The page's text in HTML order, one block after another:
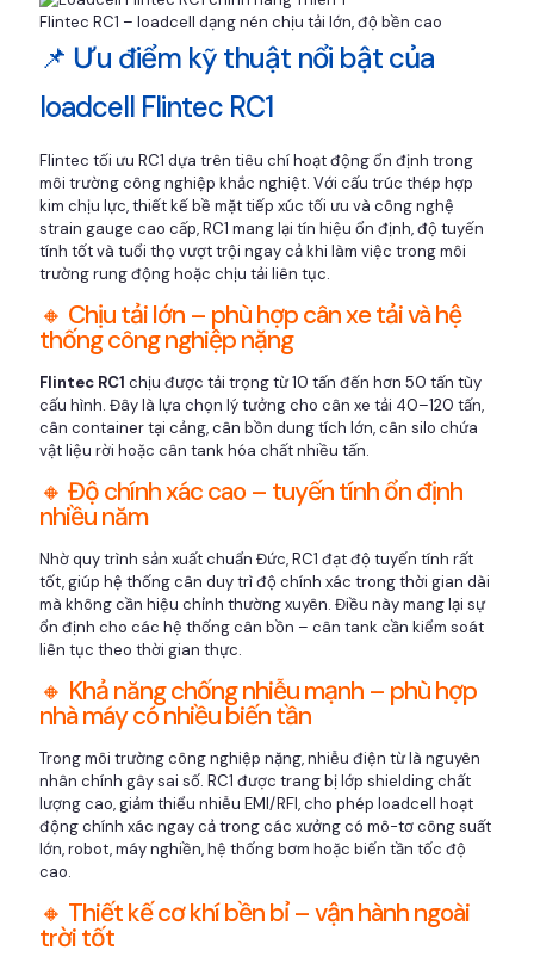
Flintec RC1 – loadcell dạng nén chịu tải lớn, độ bền cao
📌 Ưu điểm kỹ thuật nổi bật của
loadcell Flintec RC1
Flintec tối ưu RC1 dựa trên tiêu chí hoạt động ổn định trong
môi trường công nghiệp khắc nghiệt. Với cấu trúc thép hợp
kim chịu lực, thiết kế bề mặt tiếp xúc tối ưu và công nghệ
strain gauge cao cấp, RC1 mang lại tín hiệu ổn định, độ tuyến
tính tốt và tuổi thọ vượt trội ngay cả khi làm việc trong môi
trường rung động hoặc chịu tải liên tục.
🔸 Chịu tải lớn – phù hợp cân xe tải và hệ
thống công nghiệp nặng
Flintec RC1 chịu được tải trọng từ 10 tấn đến hơn 50 tấn tùy
cấu hình. Đây là lựa chọn lý tưởng cho cân xe tải 40–120 tấn,
cân container tại cảng, cân bồn dung tích lớn, cân silo chứa
vật liệu rời hoặc cân tank hóa chất nhiều tấn.
🔸 Độ chính xác cao – tuyến tính ổn định
nhiều năm
Nhờ quy trình sản xuất chuẩn Đức, RC1 đạt độ tuyến tính rất
tốt, giúp hệ thống cân duy trì độ chính xác trong thời gian dài
mà không cần hiệu chỉnh thường xuyên. Điều này mang lại sự
ổn định cho các hệ thống cân bồn – cân tank cần kiểm soát
liên tục theo thời gian thực.
🔸 Khả năng chống nhiễu mạnh – phù hợp
nhà máy có nhiều biến tần
Trong môi trường công nghiệp nặng, nhiễu điện từ là nguyên
nhân chính gây sai số. RC1 được trang bị lớp shielding chất
lượng cao, giảm thiểu nhiễu EMI/RFI, cho phép loadcell hoạt
động chính xác ngay cả trong các xưởng có mô-tơ công suất
lớn, robot, máy nghiền, hệ thống bơm hoặc biến tần tốc độ
cao.
🔸 Thiết kế cơ khí bền bỉ – vận hành ngoài
trời tốt